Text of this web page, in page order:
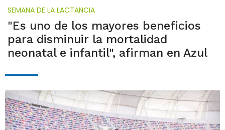
SEMANA DE LA LACTANCIA
"Es uno de los mayores beneficios
para disminuir la mortalidad
neonatal e infantil", afirman en Azul